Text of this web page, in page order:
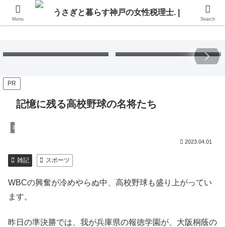
PR
記憶に残る高校野球の名将たち
雑記
2023.04.01
雑記 スポーツ
WBCの興奮が冷めやらぬ中、高校野球も盛り上がってい
ます。
昨日の準決勝では、我が兵庫県の報徳学園が、大阪桐蔭の
Menu Search